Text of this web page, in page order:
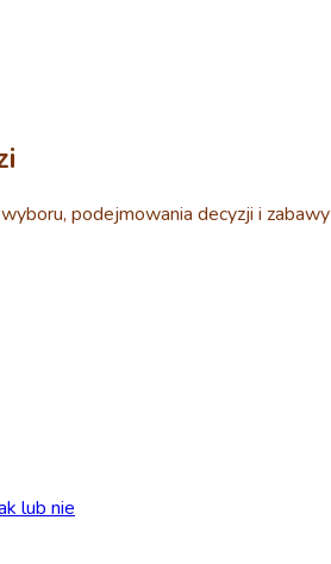
podejmowania decyzji i zabawy
lub nie